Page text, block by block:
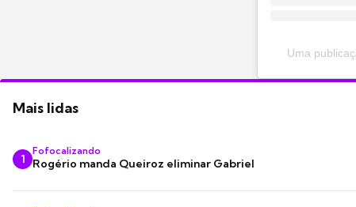
Uma
Mais lidas
1
Fofocalizando
Rogério manda Queiroz eliminar Gabriel